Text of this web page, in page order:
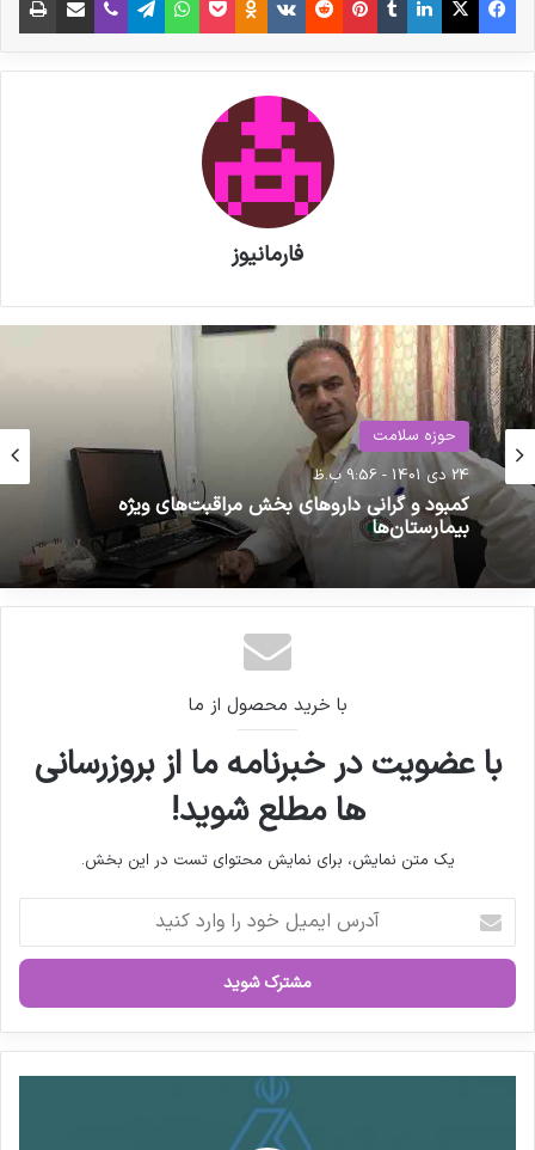
کپی لینک
فارمانیوز
حوزه سلامت
24 دی 1401 - 9:56 ب.ظ
کمبود و گرانی داروهای بخش مراقبت‌های ویژه
بیمارستان‌ها
با خرید محصول از ما
با عضویت در خبرنامه ما از بروزرسانی
ها مطلع شوید!
یک متن نمایش، برای نمایش محتوای تست در این بخش.
ر
ا
ی
م